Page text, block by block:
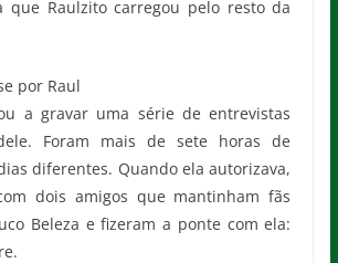
que Raulzito carregou pelo resto da
por Raul
a gravar uma série de entrevistas
Foram mais de sete horas de
diferentes. Quando ela autorizava,
dois amigos que mantinham fãs
Beleza e fizeram a ponte com ela: